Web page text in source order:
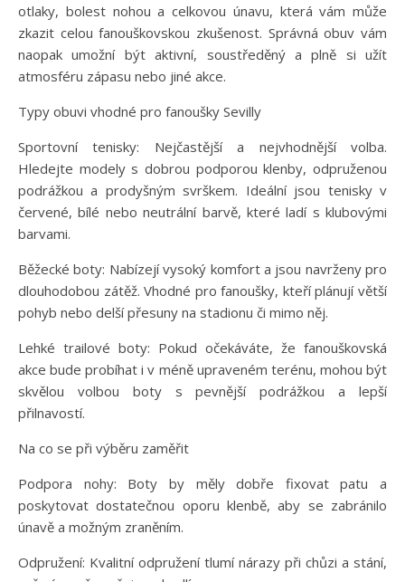
otlaky, bolest nohou a celkovou únavu, která vám může
zkazit celou fanouškovskou zkušenost. Správná obuv vám
naopak umožní být aktivní, soustředěný a plně si užít
atmosféru zápasu nebo jiné akce.
Typy obuvi vhodné pro fanoušky Sevilly
Sportovní tenisky: Nejčastější a nejvhodnější volba.
Hledejte modely s dobrou podporou klenby, odpruženou
podrážkou a prodyšným svrškem. Ideální jsou tenisky v
červené, bílé nebo neutrální barvě, které ladí s klubovými
barvami.
Běžecké boty: Nabízejí vysoký komfort a jsou navrženy pro
dlouhodobou zátěž. Vhodné pro fanoušky, kteří plánují větší
pohyb nebo delší přesuny na stadionu či mimo něj.
Lehké trailové boty: Pokud očekáváte, že fanouškovská
akce bude probíhat i v méně upraveném terénu, mohou být
skvělou volbou boty s pevnější podrážkou a lepší
přilnavostí.
Na co se při výběru zaměřit
Podpora nohy: Boty by měly dobře fixovat patu a
poskytovat dostatečnou oporu klenbě, aby se zabránilo
únavě a možným zraněním.
Odpružení: Kvalitní odpružení tlumí nárazy při chůzi a stání,